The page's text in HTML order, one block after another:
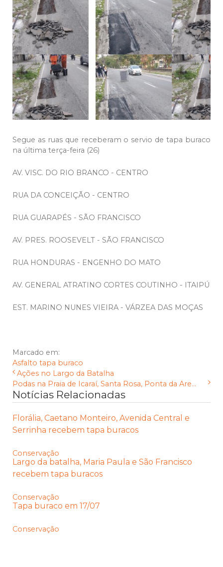
Segue as ruas que receberam o servio de tapa buraco
na última terça-feira (26)
AV. VISC. DO RIO BRANCO - CENTRO
RUA DA CONCEIÇÃO - CENTRO
RUA GUARAPÉS - SÃO FRANCISCO
AV. PRES. ROOSEVELT - SÃO FRANCISCO
RUA HONDURAS - ENGENHO DO MATO
AV. GENERAL ATRATINO CORTES COUTINHO - ITAIPÚ
EST. MARINO NUNES VIEIRA - VÁRZEA DAS MOÇAS
Marcado em:
Asfalto tapa buraco
Ações no Largo da Batalha
Podas na Praia de Icaraí, Santa Rosa, Ponta da Are...
Notícias Relacionadas
Florália, Caetano Monteiro, Avenida Central e
Serrinha recebem tapa buracos
Conservação
Largo da batalha, Maria Paula e São Francisco
recebem tapa buracos
Conservação
Tapa buraco em 17/07
Conservação